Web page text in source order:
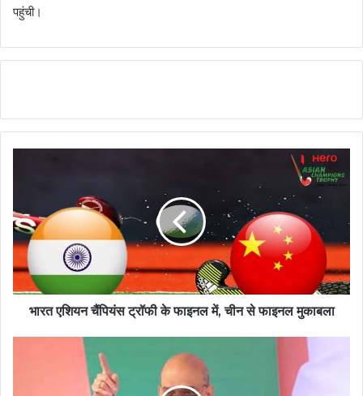
पहुंची।
भारत एशियन चैंपियंस ट्रॉफी के फाइनल में, चीन से फाइनल मुकाबला